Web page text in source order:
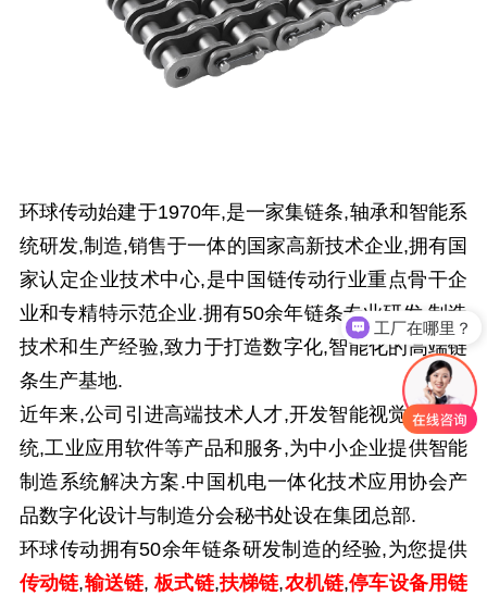
环球传动始建于1970年,是一家集链条,轴承和智能系
统研发,制造,销售于一体的国家高新技术企业,拥有国
家认定企业技术中心,是中国链传动行业重点骨干企
业和专精特示范企业.拥有50余年链条专业研发,制造
技术和生产经验,致力于打造数字化,智能化的高端链
条生产基地.
近年来,公司引进高端技术人才,开发智能视觉监测系
统,工业应用软件等产品和服务,为中小企业提供智能
制造系统解决方案.中国机电一体化技术应用协会产
品数字化设计与制造分会秘书处设在集团总部.
环球传动拥有50余年链条研发制造的经验,为您提供
传动链,输送链,板式链,扶梯链,农机链,停车设备用链
工厂在哪里？